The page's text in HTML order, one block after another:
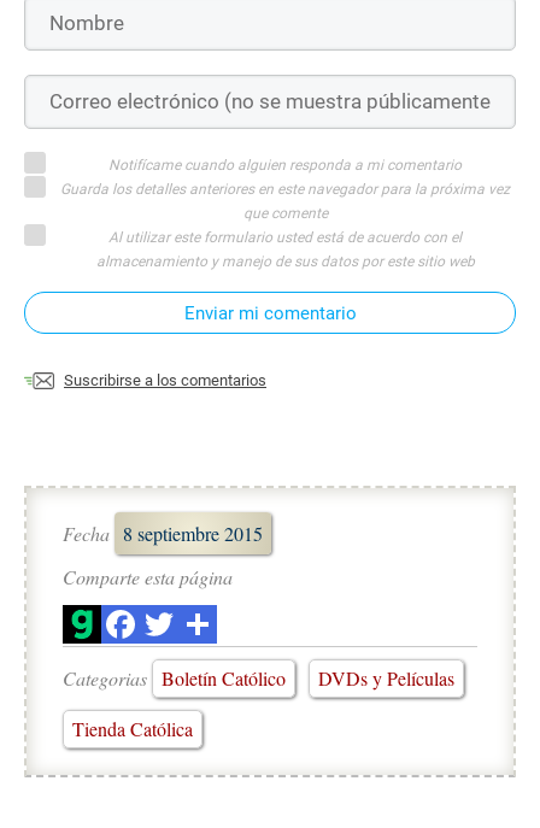
Notifícame cuando alguien responda a mi comentario
Guarda los detalles anteriores en este navegador para la próxima vez
que comente
Al utilizar este formulario usted está de acuerdo con el
almacenamiento y manejo de sus datos por este sitio web
Enviar mi comentario
Suscribirse a los comentarios
Fecha 8 septiembre 2015
Comparte esta página
Categorias Boletín Católico
DVDs y Películas
Tienda Católica